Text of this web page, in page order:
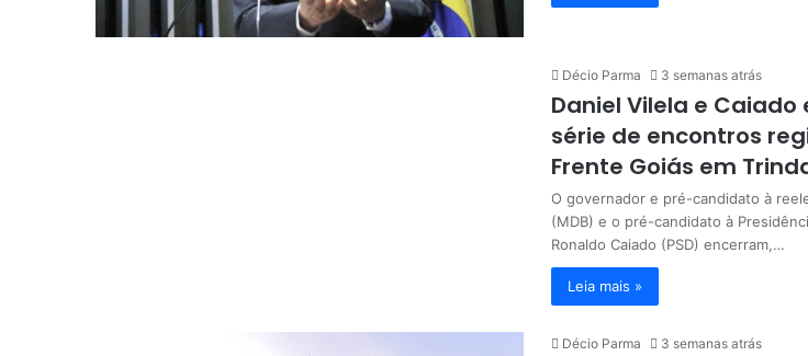
Décio Parma 3 semanas atrás
Daniel Vilela e Caiado
série de encontros
Frente Goiás em
O governador e pré-candidato à
(MDB) e o pré-candidato à
Ronaldo Caiado (PSD) encerram,…
Leia mais »
Décio Parma 3 semanas atrás